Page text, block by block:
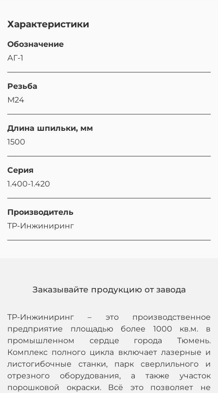
Характеристики
Обозначение
АГ-1
Резьба
М24
Длина шпильки, мм
1500
Серия
1.400-1.420
Производитель
ТР-Инжиниринг
Заказывайте продукцию от завода
ТР-Инжиниринг – это производственное
предприятие площадью более 1000 кв.м. в
промышленном сердце города Тюмень.
Комплекс полного цикла включает лазерные и
листогибочные станки, парк сверлильного и
отрезного оборудования, а также участок
порошковой окраски. Всё это позволяет не